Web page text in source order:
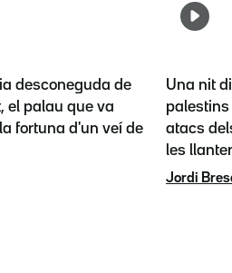
desconeguda de
el palau que va
fortuna d'un veí de
Una nit
palestins
atacs
les
Jordi